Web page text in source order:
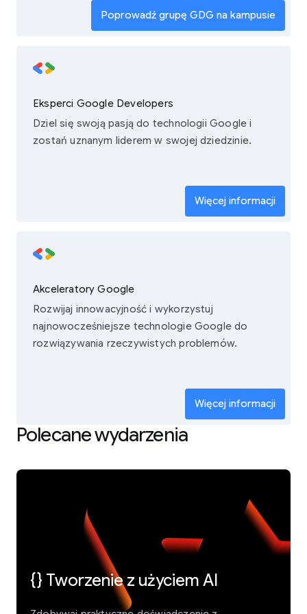
Poprowadź grupę GDG na kampusie
Eksperci Google Developers
Dziel się swoją pasją do technologii Google i
zostań uznanym liderem w swojej dziedzinie.
Więcej informacji
Akceleratory Google
Rozwijaj innowacyjność i wykorzystuj
najnowocześniejsze technologie Google do
rozwiązywania rzeczywistych problemów.
Więcej informacji
Polecane wydarzenia
{} Tworzenie z użyciem AI